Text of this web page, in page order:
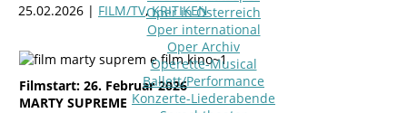
Oper in Österreich
Oper international
Oper Archiv
Operette-Musical
Ballett/Performance
Konzerte-Liederabende
25.02.2026 | FILM/TV,KRITIKEN
Filmstart: 26. Februar 2026
MARTY SUPREME